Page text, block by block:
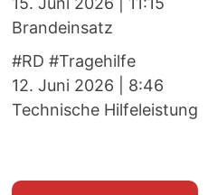
Brandeinsatz
#RD #Tragehilfe
12. Juni 2026
8:46
Technische Hilfeleistung